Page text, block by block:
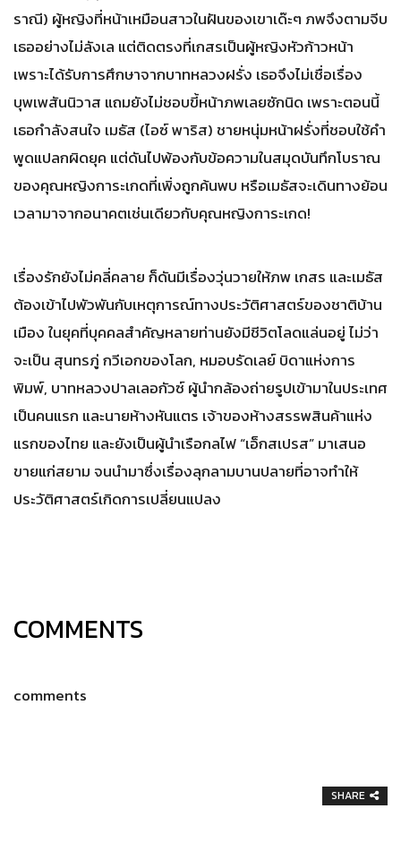
ราณี) ผู้หญิงที่หน้าเหมือนสาวในฝันของเขาเด๊ะๆ ภพจึงตามจีบ
เธออย่างไม่ลังเล แต่ติดตรงที่เกสรเป็นผู้หญิงหัวก้าวหน้า
เพราะได้รับการศึกษาจากบาทหลวงฝรั่ง เธอจึงไม่เชื่อเรื่อง
บุพเพสันนิวาส แถมยังไม่ชอบขี้หน้าภพเลยซักนิด เพราะตอนนี้
เธอกำลังสนใจ เมธัส (ไอซ์ พาริส) ชายหนุ่มหน้าฝรั่งที่ชอบใช้คำ
พูดแปลกผิดยุค แต่ดันไปพ้องกับข้อความในสมุดบันทึกโบราณ
ของคุณหญิงการะเกดที่เพิ่งถูกค้นพบ หรือเมธัสจะเดินทางย้อน
เวลามาจากอนาคตเช่นเดียวกับคุณหญิงการะเกด!
เรื่องรักยังไม่คลี่คลาย ก็ดันมีเรื่องวุ่นวายให้ภพ เกสร และเมธัส
ต้องเข้าไปพัวพันกับเหตุการณ์ทางประวัติศาสตร์ของชาติบ้าน
เมือง ในยุคที่บุคคลสำคัญหลายท่านยังมีชีวิตโลดแล่นอยู่ ไม่ว่า
จะเป็น สุนทรภู่ กวีเอกของโลก, หมอบรัดเลย์ บิดาแห่งการ
พิมพ์, บาทหลวงปาลเลอกัวซ์ ผู้นำกล้องถ่ายรูปเข้ามาในประเทศ
เป็นคนแรก และนายห้างหันแตร เจ้าของห้างสรรพสินค้าแห่ง
แรกของไทย และยังเป็นผู้นำเรือกลไฟ “เอ็กสเปรส” มาเสนอ
ขายแก่สยาม จนนำมาซึ่งเรื่องลุกลามบานปลายที่อาจทำให้
ประวัติศาสตร์เกิดการเปลี่ยนแปลง
COMMENTS
comments
SHARE